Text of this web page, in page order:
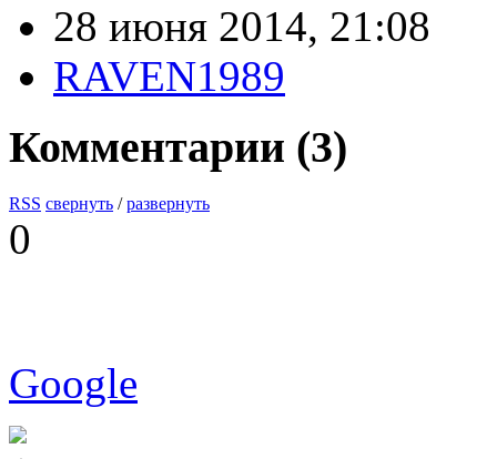
28 июня 2014, 21:08
RAVEN1989
Комментарии (3)
RSS свернуть /развернуть
0
Google